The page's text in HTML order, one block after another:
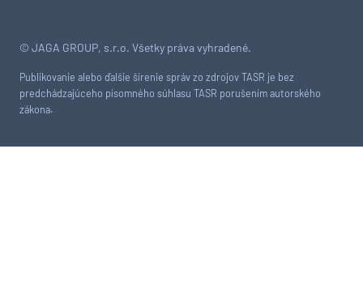
© JAGA GROUP, s.r.o. Všetky práva vyhradené.
Publikovanie alebo ďalšie šírenie správ zo zdrojov TASR je bez
predchádzajúceho písomného súhlasu TASR porušením autorského
zákona.